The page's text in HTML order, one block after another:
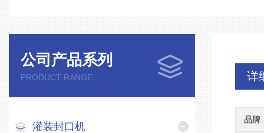
公司产品系列
PRODUCT RANGE
灌装封口机
详
品牌